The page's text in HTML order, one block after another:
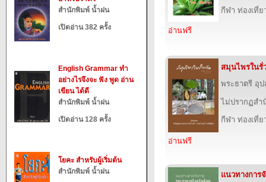
สำนักพิมพ์ น้ำฝน
เปิดอ่าน 382 ครั้ง
English Grammar ทำ
อย่างไรจึงจะ ฟัง พูด อ่าน
เขียน ได้ดี
สำนักพิมพ์ น้ำฝน
เปิดอ่าน 128 ครั้ง
โยคะ สำหรับผู้เริ่มต้น
สำนักพิมพ์ น้ำฝน
กีฬา ท่องเที่
อ่านฟรี
สมุนไพรในรั่
พระธาตรี อุ
ไม่ปรากฏส
กีฬา ท่องเที่
อ่านฟรี
แนวทางการ